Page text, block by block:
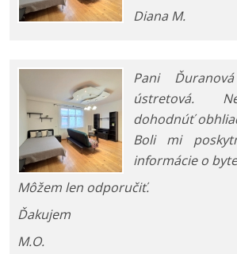
Diana M.
Pani
ústretová.
dohodnúť
Boli mi
informácie o
Môžem len odporučiť.
Ďakujem
M.O.